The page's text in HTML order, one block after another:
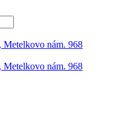
Metelkovo nám. 968
Metelkovo nám. 968